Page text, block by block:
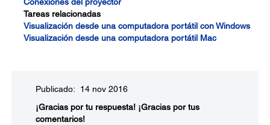
Tareas relacionadas
Visualización desde una computadora portátil con Windows
Visualización desde una computadora portátil Mac
Publicado: 14 nov 2016
¡Gracias por tu respuesta! ¡Gracias por tus
comentarios!